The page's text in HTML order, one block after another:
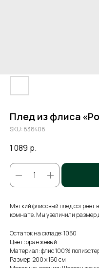
Плед из флиса
SKU: 838408
1 089 р.
Мягкий флисовый плед согреет
комнате. Мы увеличили размер
Остаток на складе: 1050
Цвет: оранжевый
Материал: флис 100%
Размер: 200 x 150 см